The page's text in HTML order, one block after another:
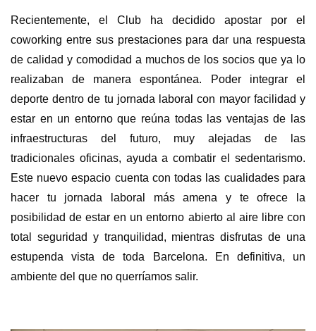
Recientemente, el Club ha decidido apostar por el
coworking entre sus prestaciones para dar una respuesta
de calidad y comodidad a muchos de los socios que ya lo
realizaban de manera espontánea. Poder integrar el
deporte dentro de tu jornada laboral con mayor facilidad y
estar en un entorno que reúna todas las ventajas de las
infraestructuras del futuro, muy alejadas de las
tradicionales oficinas, ayuda a combatir el sedentarismo.
Este nuevo espacio cuenta con todas las cualidades para
hacer tu jornada laboral más amena y te ofrece la
posibilidad de estar en un entorno abierto al aire libre con
total seguridad y tranquilidad, mientras disfrutas de una
estupenda vista de toda Barcelona. En definitiva, un
ambiente del que no querríamos salir.